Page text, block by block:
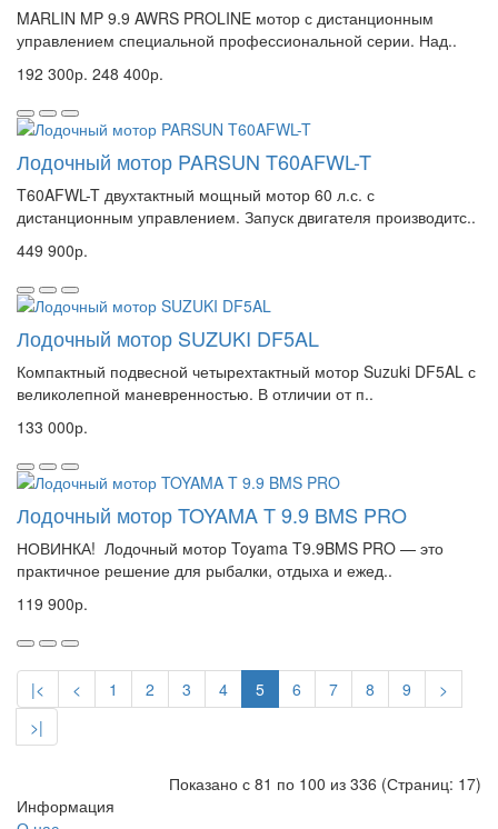
MARLIN MP 9.9 AWRS PROLINE мотор с дистанционным
управлением специальной профессиональной серии. Над..
192 300р. 248 400р.
Лодочный мотор PARSUN T60AFWL-T
T60AFWL-T двухтактный мощный мотор 60 л.с. с
дистанционным управлением. Запуск двигателя производитс..
449 900р.
Лодочный мотор SUZUKI DF5AL
Компактный подвесной четырехтактный мотор Suzuki DF5AL с
великолепной маневренностью. В отличии от п..
133 000р.
Лодочный мотор TOYAMA T 9.9 BMS PRO
НОВИНКА! Лодочный мотор Toyama T9.9BMS PRO — это
практичное решение для рыбалки, отдыха и ежед..
119 900р.
|< < 1 2 3 4 5 6 7 8 9
>
>|
Показано с 81 по 100 из 336 (Страниц: 17)
Информация